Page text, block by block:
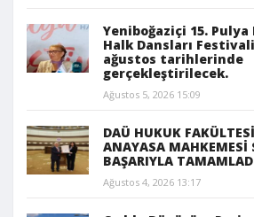
Yeniboğaziçi 15.
Halk Dansları
ağustos tarihlerinde
gerçekleştirilecek.
Ağustos 5, 2026 15:09
DAÜ HUKUK
ANAYASA MAHKEMESİ
BAŞARIYLA
Ağustos 4, 2026 13:17